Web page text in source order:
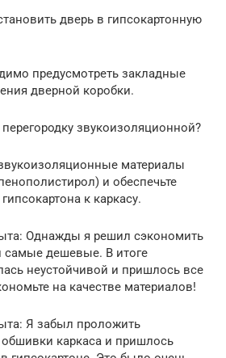
дверь в гипсокартонную
предусмотреть закладные
дверной коробки.
звукоизоляционной?
материалы
и обеспечьте
к каркасу.
Однажды я решил сэкономить
самые дешевые. В итоге
неустойчивой и пришлось все
на качестве материалов!
Я забыл проложить
каркаса и пришлось